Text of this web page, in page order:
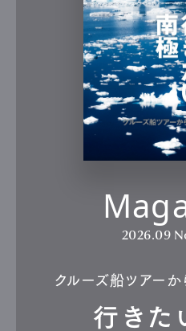
2026.09
クルーズ船ツアー
行きた